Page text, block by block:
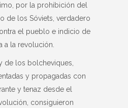
por la prohibición del
de los Sóviets, verdadero
el pueblo e indicio de
a la revolución.
de los bolcheviques,
y propagadas con
y tenaz desde el
consiguieron